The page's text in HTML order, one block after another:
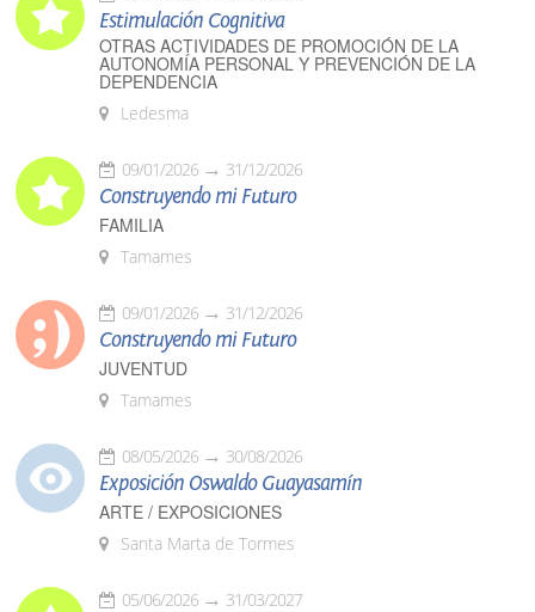
Estimulación Cognitiva
OTRAS ACTIVIDADES DE PROMOCIÓN DE LA
AUTONOMÍA PERSONAL Y PREVENCIÓN DE LA
DEPENDENCIA
Ledesma
09/01/2026 31/12/2026
Construyendo mi Futuro
FAMILIA
Tamames
09/01/2026 31/12/2026
Construyendo mi Futuro
JUVENTUD
Tamames
08/05/2026 30/08/2026
Exposición Oswaldo Guayasamín
ARTE / EXPOSICIONES
Santa Marta de Tormes
05/06/2026 31/03/2027